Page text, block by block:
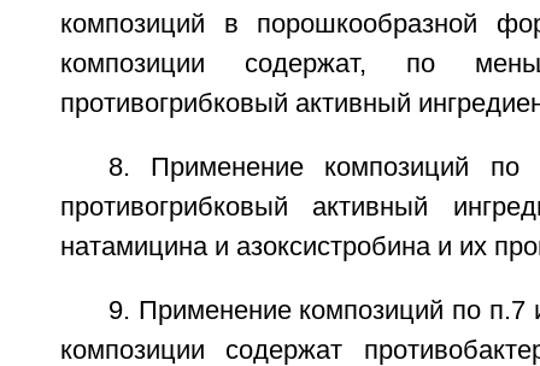
композиций в порошкообразной
композиции содержат, по
противогрибковый активный
8. Применение композиций по
противогрибковый активный
натамицина и азоксистробина и их
9. Применение композиций по п.7
композиции содержат